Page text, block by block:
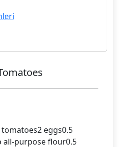
eggs0.5
all-purpose flour0.5